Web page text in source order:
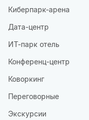
Киберпарк-арена
Дата-центр
ИТ-парк отель
Конференц-центр
Коворкинг
Переговорные
Экскурсии